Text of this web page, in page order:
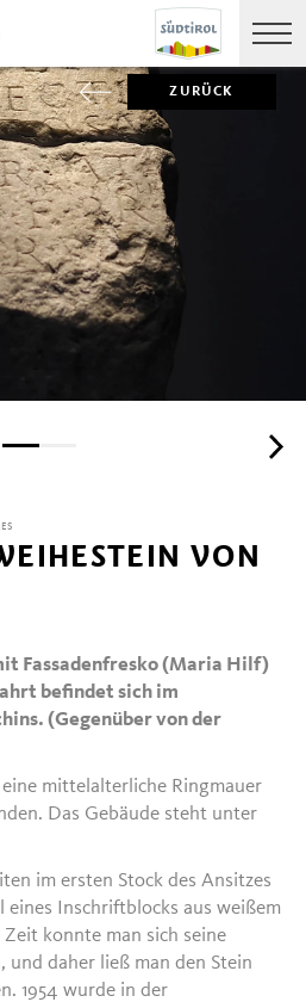
ZURÜCK
VON
Fassadenfresko (Maria Hilf)
befindet sich im
(Gegenüber von der
mittelalterliche Ringmauer
Das Gebäude steht unter
im ersten Stock des Ansitzes
eines Inschriftblocks aus weißem
konnte man sich seine
und daher ließ man den Stein
1954 wurde in der